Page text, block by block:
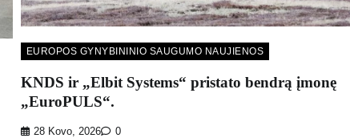
EUROPOS GYNYBININIO SAUGUMO NAUJIENOS
KNDS ir „Elbit Systems“ pristato bendrą įmonę
„EuroPULS“.
28 Kovo, 2026 0